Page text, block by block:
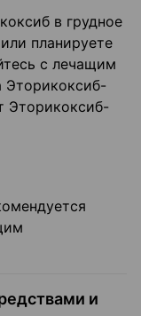
в грудное
планируете
с лечащим
Эторикоксиб-
Эторикоксиб-
и